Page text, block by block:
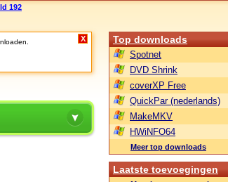
192
X Top downloads
Spotnet
DVD Shrink
coverXP Free
QuickPar (nederlands)
MakeMKV
HWiNFO64
Meer top downloads
Laatste toevoegingen